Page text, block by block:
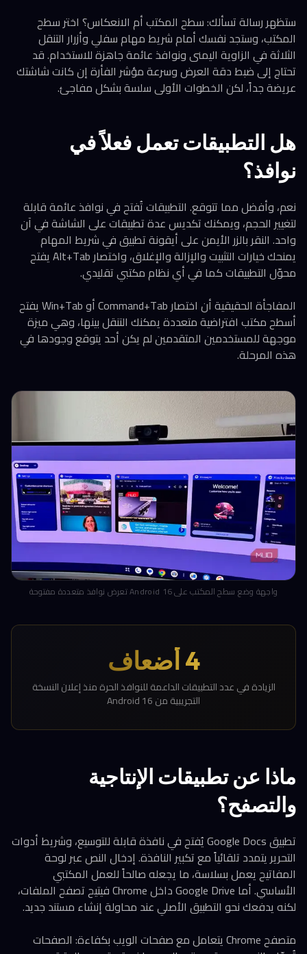
ستظهر رسالة تسألك: سطح المكتب أم الانعكاس؟ اختر سطح
المكتب، وستجد نفسك أمام شريط مهام سفلي وأزرار التنقل
الثلاثة في الزاوية اليمنى ونوافذ عائمة جاهزة للاستخدام. قد
تحتاج إلى ضبط دقة العرض وسرعة مؤشر الفأرة إن كانت شاشتك
عريضة جداً، لكن الخطوات الأولى سلسة بشكل مفاجئ.
هل التطبيقات تعمل فعلاً في
نوافذ؟
نعم، وأفضل مما تتوقع. التطبيقات تُفتح في نوافذ عائمة قابلة
لتغيير الحجم، ويمكنك تكديس عدة تطبيقات على الشاشة في آن
واحد. النقر بالزر الأيمن على أيقونة تطبيق في شريط المهام
يمنحك خيارات التثبيت والإزالة والإغلاق، واختصار Alt+Tab يفتح
محوّل التطبيقات كما في أي نظام مكتبي تقليدي.
المفاجأة الحقيقية أن اختصار Command+Tab أو Win+Tab يفتح
أسطح مكتب افتراضية متعددة يمكنك التنقل بينها، وهي ميزة
موجهة للمستخدمين المتقدمين لم يكن أحد يتوقع وجودها في
هذه المرحلة.
واجهة وضع سطح المكتب على Android 16 تعرض نوافذ متعددة مفتوحة
4 أضعاف
الزيادة في عدد التطبيقات الداعمة للنوافذ الحرة منذ إعلان النسخة
التجريبية من Android 16
ماذا عن تطبيقات الإنتاجية
والتصفح؟
تطبيق Google Docs يُفتح في نافذة قابلة للتوسيع، وشريط أدوات
التحرير يتمدد تلقائياً مع تكبير النافذة. إدخال النص عبر لوحة
المفاتيح يعمل بسلاسة، ما يجعله صالحاً للعمل المكتبي
الأساسي. أما Google Drive داخل Chrome فيتيح تصفح الملفات،
لكنه يدفعك نحو التطبيق الأصلي عند محاولة إنشاء مستند جديد.
متصفح Chrome يتعامل مع صفحات الويب بكفاءة: الصفحات